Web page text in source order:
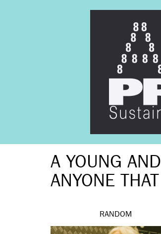
A YOUNG AND
ANYONE THAT
RANDOM